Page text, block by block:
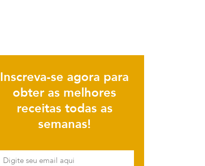
Inscreva-se agora para
obter as melhores
receitas todas as
semanas!